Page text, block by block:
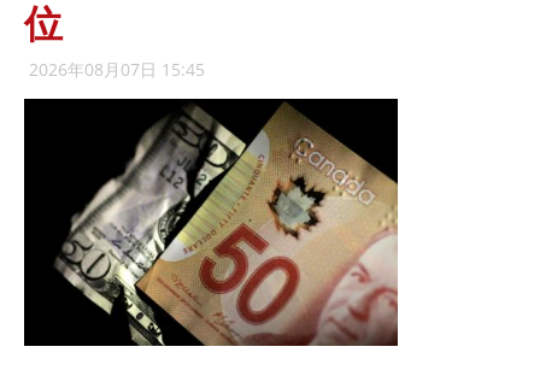
位
2026年08月07日 15:45